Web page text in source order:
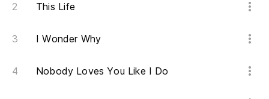
This Life
I Wonder Why
Nobody Loves You Like I Do